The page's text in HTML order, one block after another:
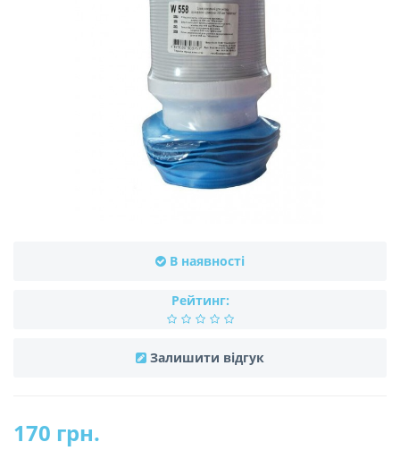
В наявності
Рейтинг:
Залишити відгук
170 грн.